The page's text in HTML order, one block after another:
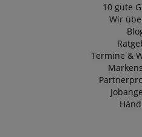
10 gute
Wir
Termine &